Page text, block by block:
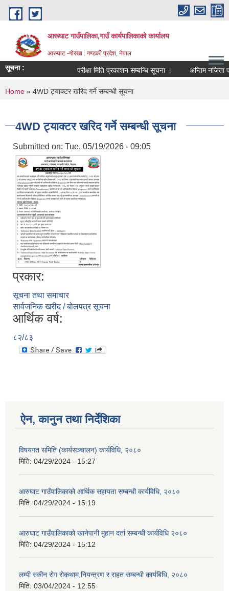
Skip to main content
आरूघाट गाउँपालिका,गाउँ कार्यपालिकाको कार्यालय
आरुघाट -गोरखा : गण्डकी प्रदेश, नेपाल
सूचना : परीक्षा मिति प्रकाशन सम्बन्धि सूचना । अन्तिम नजिता
You are here
Home » 4WD ट्याक्टर खरिद गर्ने सम्बन्धी सूचना
4WD ट्याक्टर खरिद गर्ने सम्बन्धी सूचना
Submitted on: Tue, 05/19/2026 - 09:05
प्रकार:
सूचना तथा समाचार
सार्वजनिक खरीद / बोलपत्र सूचना
आर्थिक वर्ष:
८२/८३
ऐन, कानुन तथा निर्देशिका
विषयगत समिति (कार्यसञ्चालन) कार्यविधि, २०८०
मिति: 04/29/2024 - 15:27
आरुघाट गाउँपालिकाको आर्थिक सहायता सम्बन्धी कार्यविधि, २०८०
मिति: 04/29/2024 - 15:19
आरुघाट गाउँपालिकाको खानेपानी मुहान दर्ता सम्बन्धी कार्यविधि २०८०
मिति: 04/29/2024 - 15:12
लम्पी स्कीन रोग रोकथाम,नियन्त्रण र राहत सम्बन्धी कार्यबिधि, २०८०
मिति: 03/04/2024 - 12:55